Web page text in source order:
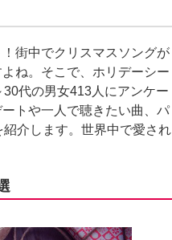
街中でクリスマスソングが
ね。そこで、ホリデーシー
代の男女413人にアンケー
トや一人で聴きたい曲、パ
介します。世界中で愛され